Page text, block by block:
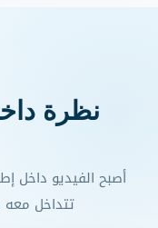
نظرة
أصبح الفيديو داخل
تتداخل معه